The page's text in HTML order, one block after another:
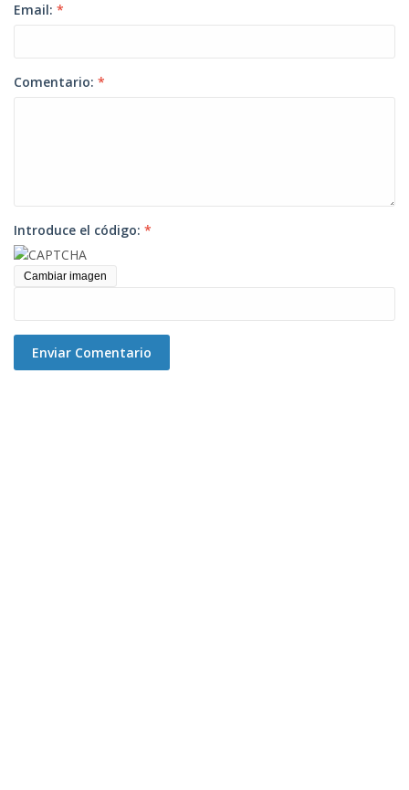
Email: *
Comentario: *
Introduce el código: *
Cambiar imagen
Enviar Comentario